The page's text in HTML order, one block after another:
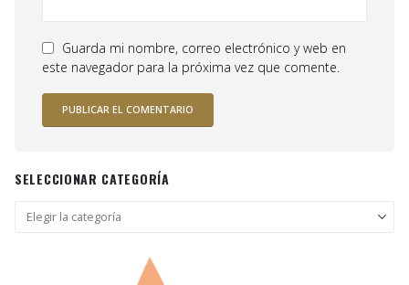
Guarda mi nombre, correo electrónico y web en
este navegador para la próxima vez que comente.
SELECCIONAR CATEGORÍA
Seleccionar
categoría